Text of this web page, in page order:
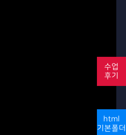
수업
후기
html
기본폴더